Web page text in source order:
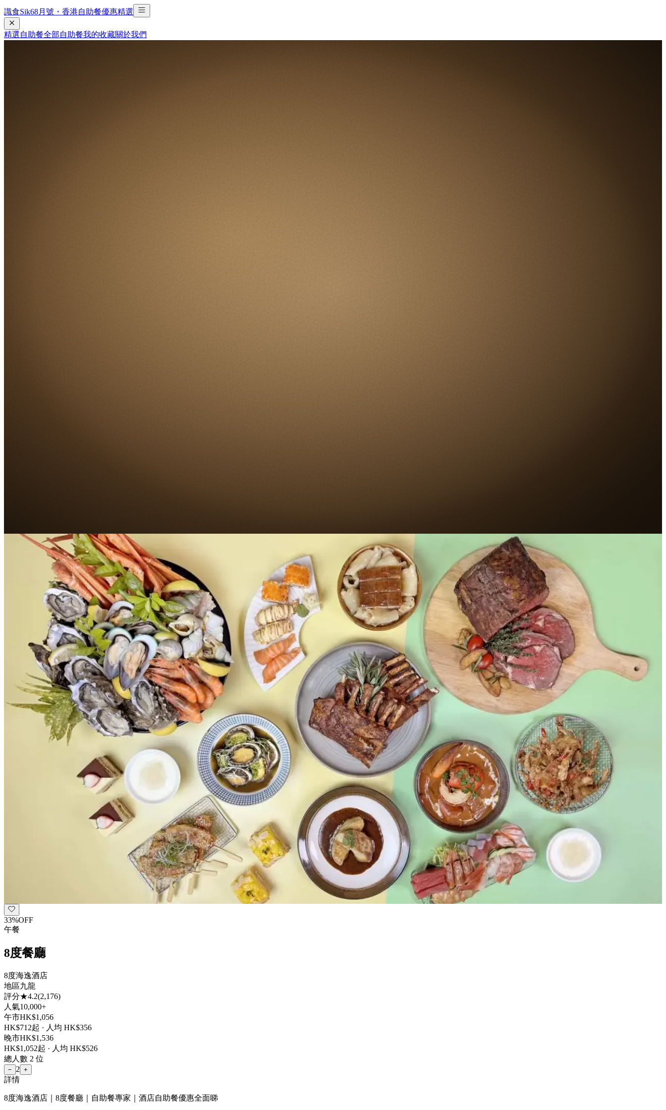
識食Sik68月號・香港自助餐優惠精選
精選自助餐全部自助餐我的收藏關於我們
33%OFF
午餐
8度餐廳
8度海逸酒店
地區九龍
評分★4.2(2,176)
人氣10,000+
午市HK$1,056
HK$712起 · 人均 HK$356
晚市HK$1,536
HK$1,052起 · 人均 HK$526
總人數 2 位
− 2 +
詳情
8度海逸酒店｜8度餐廳｜自助餐專家｜酒店自助餐優惠全面睇